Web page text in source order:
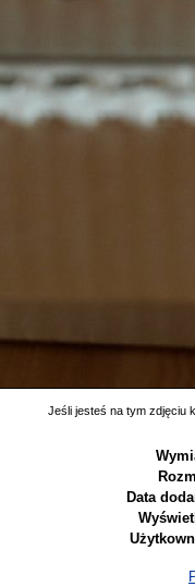
Jeśli jesteś na tym zdjęciu
Data